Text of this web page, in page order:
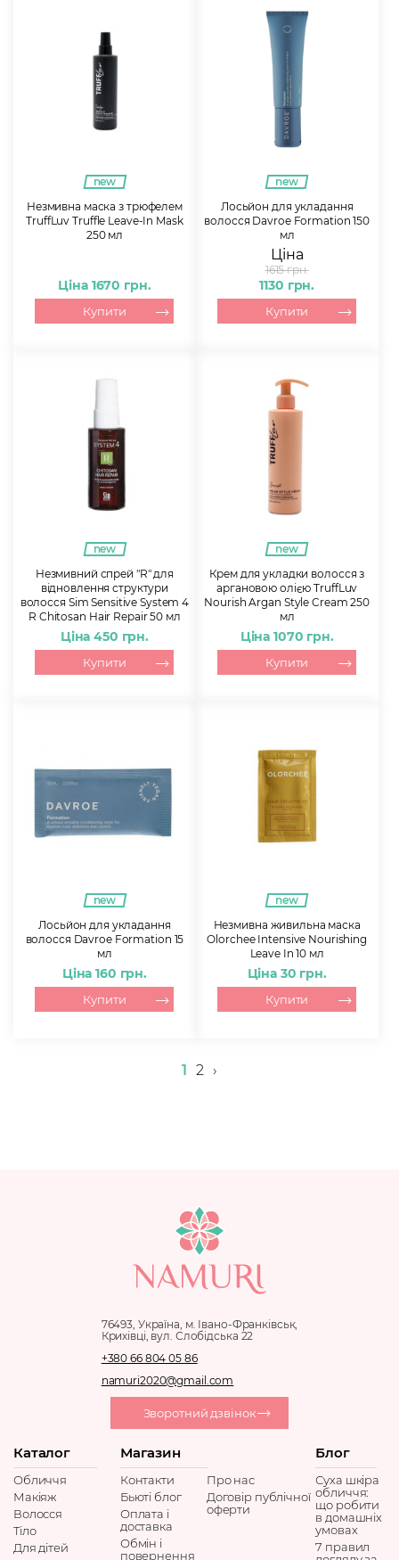
new
Незмивна маска з трюфелем
TruffLuv Truffle Leave-In Mask
250 мл
Ціна 1670 грн.
Купити
new
Лосьйон для укладання
волосся Davroe Formation 150
мл
Ціна
1615 грн.
1130 грн.
Купити
new
Незмивний спрей "R" для
відновлення структури
волосся Sim Sensitive System 4
R Chitosan Hair Repair 50 мл
Ціна 450 грн.
Купити
new
Крем для укладки волосся з
аргановою олією TruffLuv
Nourish Argan Style Cream 250
мл
Ціна 1070 грн.
Купити
new
Лосьйон для укладання
волосся Davroe Formation 15
мл
Ціна 160 грн.
Купити
new
Незмивна живильна маска
Olorchee Intensive Nourishing
Leave In 10 мл
Ціна 30 грн.
Купити
1 2 ›
76493, Україна, м. Івано-Франківськ,
Крихівці, вул. Слобідська 22
+380 66 804 05 86
namuri2020@gmail.com
Каталог
Обличчя
Макіяж
Волосся
Тіло
Для дітей
Магазин
Контакти
Бьюті блог
Оплата і
доставка
Обмін і
повернення
Про нас
Договір публічної
оферти
Блог
Суха шкіра
обличчя:
що робити
в домашніх
умовах
7 правил
Зворотний дзвінок